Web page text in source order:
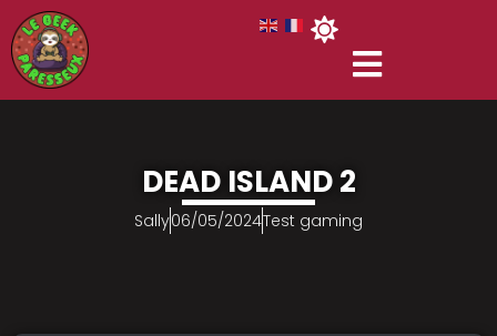
DEAD ISLAND 2
Sally06/05/2024Test gaming